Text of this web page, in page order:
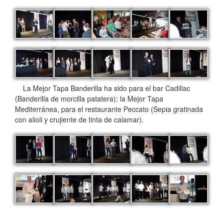
La Mejor Tapa Banderilla ha sido para el bar Cadillac
(Banderilla de morcilla patatera); la Mejor Tapa
Mediterránea, para el restaurante Peccato (Sepia gratinada
con alioli y crujiente de tinta de calamar).